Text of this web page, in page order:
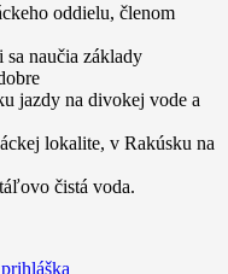
oddielu, členom
naučia základy
jazdy na divokej vode a
lokalite, v Rakúsku na
čistá voda.